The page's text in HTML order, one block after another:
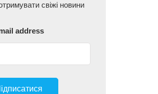
свіжі новини
address